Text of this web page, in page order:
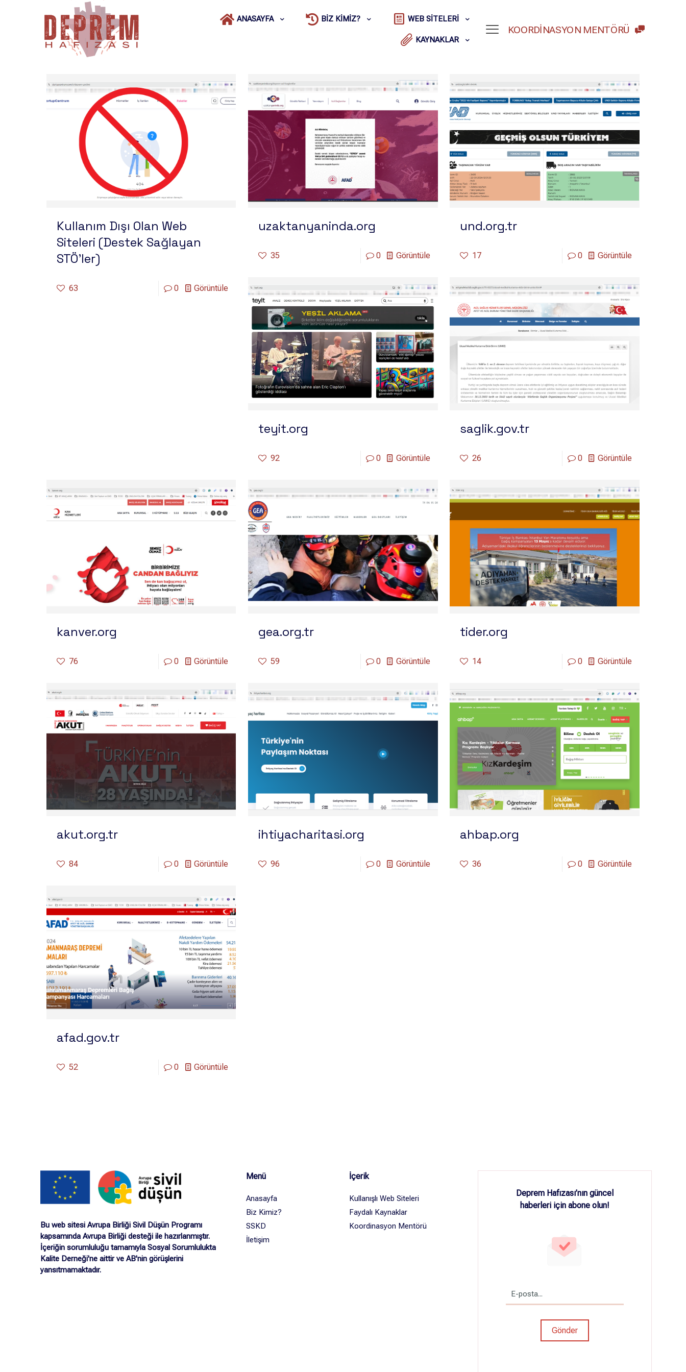
ANASAYFA BIZ KIMIZ? WEB SITELERI
KAYNAKLAR
KOORDİNASYON MENTÖRÜ
Kullanım Dışı Olan Web
Siteleri (Destek Sağlayan
STÖ’ler)
63 0 Görüntüle
uzaktanyaninda.org
35 0 Görüntüle
und.org.tr
17 0 Görüntüle
teyit.org
92 0 Görüntüle
saglik.gov.tr
26 0 Görüntüle
kanver.org
76 0 Görüntüle
gea.org.tr
59 0 Görüntüle
tider.org
14 0 Görüntüle
akut.org.tr
84 0 Görüntüle
ihtiyacharitasi.org
96 0 Görüntüle
ahbap.org
36 0 Görüntüle
afad.gov.tr
52 0 Görüntüle
Bu web sitesi Avrupa Birliği Sivil Düşün Programı
kapsamında Avrupa Birliği desteği ile hazırlanmıştır.
İçeriğin sorumluluğu tamamıyla Sosyal Sorumlulukta
Kalite Derneği'ne aittir ve AB'nin görüşlerini
yansıtmamaktadır.
Menü
Anasayfa
Biz Kimiz?
SSKD
İletişim
İçerik
Kullanışlı Web Siteleri
Faydalı Kaynaklar
Koordinasyon Mentörü
Deprem Hafızası’nın güncel
haberleri için abone olun!